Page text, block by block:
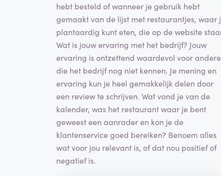
hebt besteld of wanneer je gebruik hebt
gemaakt van de lijst met restaurantjes, waar
plantaardig kunt eten, die op de website
Wat is jouw ervaring met het bedrijf? Jouw
ervaring is ontzettend waardevol voor
die het bedrijf nog niet kennen. Je mening en
ervaring kun je heel gemakkelijk delen door
een review te schrijven. Wat vond je van de
kalender, was het restaurant waar je bent
geweest een aanrader en kon je de
klantenservice goed bereiken? Benoem alles
wat voor jou relevant is, of dat nou positief of
negatief is.